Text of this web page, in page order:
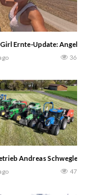
Mähdrescher bei der
Ernte-Update: Angela+John
36
1100 im schweren Weizen
Andreas Schwegler mit
47